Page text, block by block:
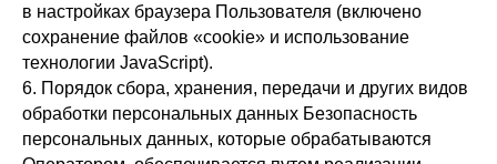
в настройках браузера Пользователя (включено
сохранение файлов «cookie» и использование
технологии JavaScript).
6. Порядок сбора, хранения, передачи и других видов
обработки персональных данных Безопасность
персональных данных, которые обрабатываются